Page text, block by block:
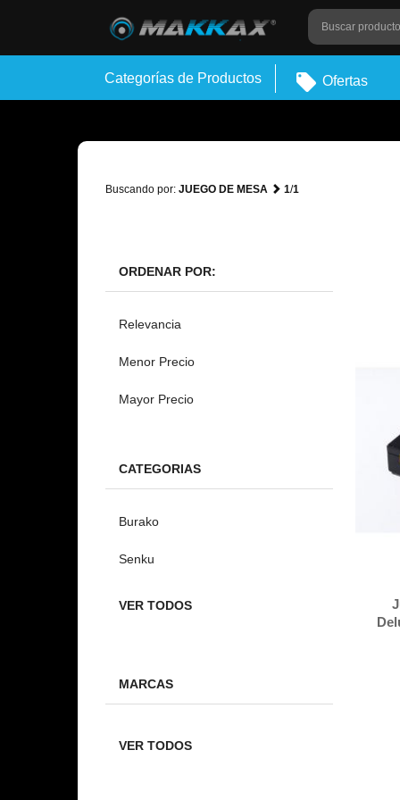
Categorías de Productos Ofertas
Buscando por: JUEGO DE MESA 1/1
ORDENAR POR:
Relevancia
Menor Precio
Mayor Precio
CATEGORIAS
Burako
Senku
VER TODOS
MARCAS
VER TODOS